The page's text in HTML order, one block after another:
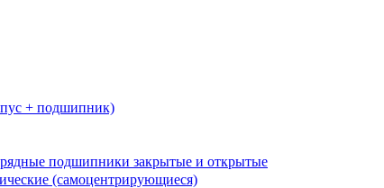
+ подшипник)
подшипники закрытые и открытые
(самоцентрирующиеся)